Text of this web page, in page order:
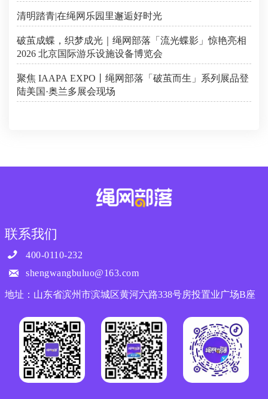
清明踏青|在绳网乐园里邂逅好时光
破茧成蝶，织梦成光｜绳网部落「流光蝶影」惊艳亮相
2026 北京国际游乐设施设备博览会
聚焦 IAAPA EXPO丨绳网部落「破茧而生」系列展品登
陆美国·奥兰多展会现场
联系我们
 400-0110-232
 shengwangbuluo@163.com
地址：山东省滨州市滨城区黄河六路338号房投置业广场B座